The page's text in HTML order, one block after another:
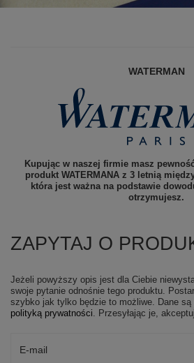
WATERMAN
Kupując w naszej firmie masz
produkt WATERMANA z 3 letnią
która jest ważna na podstawie
otrzymujesz.
ZAPYTAJ O
Jeżeli powyższy opis jest dla Ciebie
swoje pytanie odnośnie tego produktu.
szybko jak tylko będzie to możliwe. Dane
polityką prywatności. Przesyłając je,
E-mail